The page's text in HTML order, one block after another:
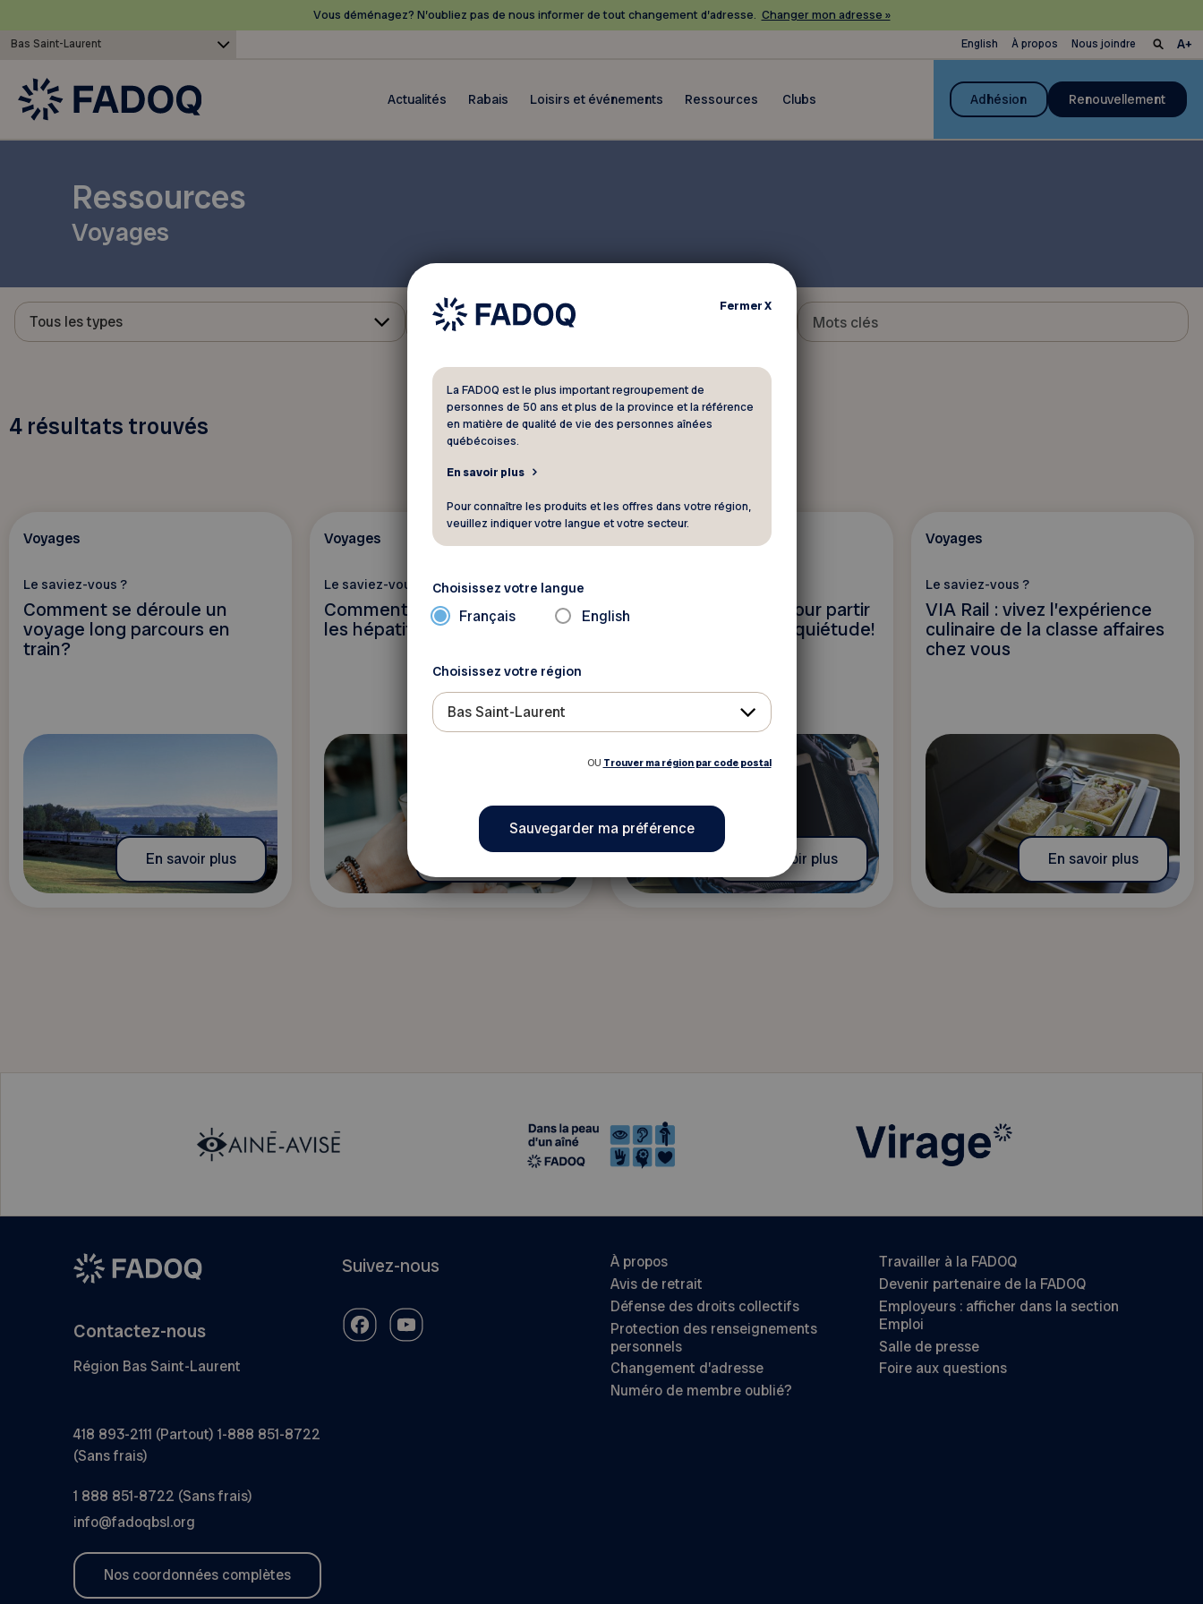
Vous déménagez? N’oubliez pas de nous informer de tout changement d’adresse. Changer mon adresse »
Bas Saint-Laurent English À propos Nous joindre
Actualités Rabais Loisirs et événements Ressources Clubs Adhésion Renouvellement
Ressources
Voyages
Tous les types Voyages
4 résultats trouvés
Voyages
Le saviez-vous ?
Comment se déroule un
voyage long parcours en
train?
En savoir plus
Voyages
Le saviez-vous ?
Comment se protéger contre
les hépatites en voyage?
Quelques conseils pour partir
en voyage en toute quiétude!
En savoir plus
Voyages
Le saviez-vous ?
VIA Rail : vivez l’expérience
culinaire de la classe affaires
chez vous
En savoir plus
Contactez-nous
Région Bas Saint-Laurent
418 893-2111 (Partout) 1-888 851-8722
(Sans frais)
1 888 851-8722 (Sans frais)
info@fadoqbsl.org
Nos coordonnées complètes
Suivez-nous
À propos
Avis de retrait
Défense des droits collectifs
Protection des renseignements
personnels
Changement d’adresse
Numéro de membre oublié?
Travailler à la FADOQ
Devenir partenaire de la FADOQ
Employeurs : afficher dans la section
Emploi
Salle de presse
Foire aux questions
FermerX
La FADOQ est le plus important regroupement de
personnes de 50 ans et plus de la province et la référence
en matière de qualité de vie des personnes aînées
québécoises.
En savoir plus
Pour connaître les produits et les offres dans votre région,
veuillez indiquer votre langue et votre secteur.
Choisissez votre langue
Français English
Choisissez votre région
Bas Saint-Laurent
OU Trouver ma région par code postal